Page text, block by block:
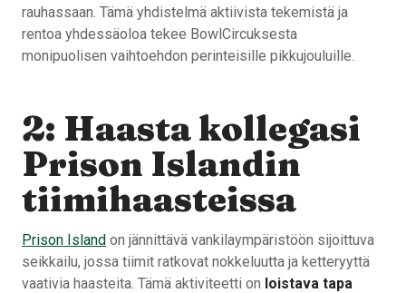
rauhassaan. Tämä yhdistelmä aktiivista tekemistä ja
rentoa yhdessäoloa tekee BowlCircuksesta
monipuolisen vaihtoehdon perinteisille pikkujouluille.
2: Haasta kollegasi
Prison Islandin
tiimihaasteissa
Prison Island on jännittävä vankilaympäristöön sijoittuva
seikkailu, jossa tiimit ratkovat nokkeluutta ja ketteryyttä
vaativia haasteita. Tämä aktiviteetti on loistava tapa